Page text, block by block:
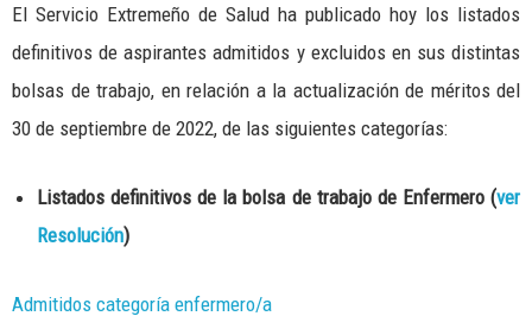
El Servicio Extremeño de Salud ha publicado hoy los listados
definitivos de aspirantes admitidos y excluidos en sus distintas
bolsas de trabajo, en relación a la actualización de méritos del
30 de septiembre de 2022, de las siguientes categorías:
Listados definitivos de la bolsa de trabajo de Enfermero (ver
Resolución)
Admitidos categoría enfermero/a